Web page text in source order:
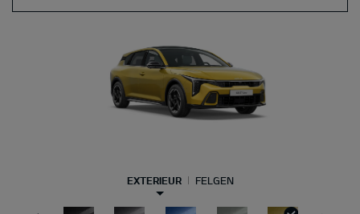
EXTERIEUR FELGEN